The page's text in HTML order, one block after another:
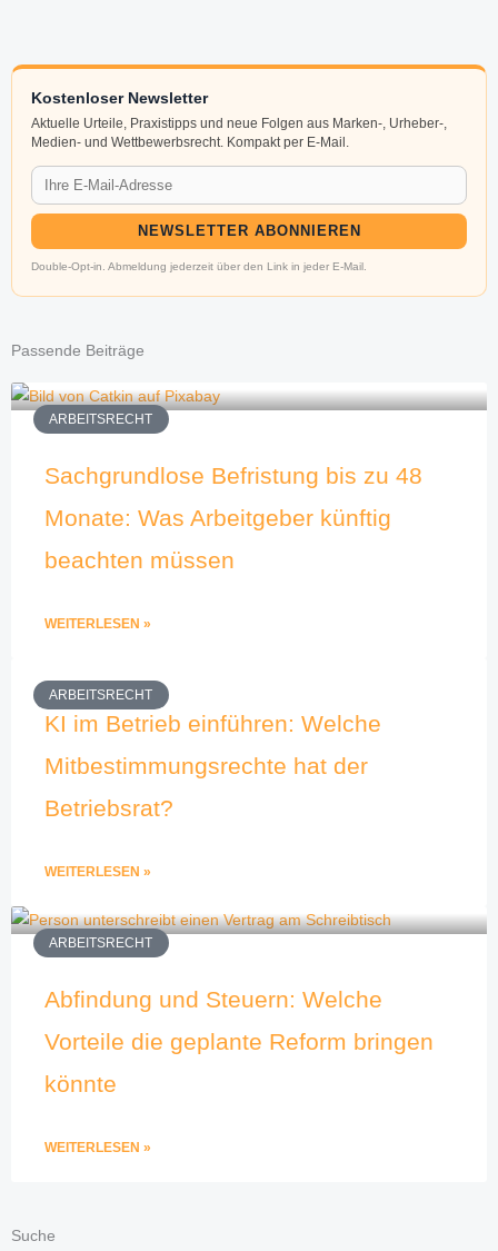
Kostenloser Newsletter
Aktuelle Urteile, Praxistipps und neue Folgen aus Marken-, Urheber-,
Medien- und Wettbewerbsrecht. Kompakt per E-Mail.
NEWSLETTER ABONNIEREN
Double-Opt-in. Abmeldung jederzeit über den Link in jeder E-Mail.
Passende Beiträge
ARBEITSRECHT
Sachgrundlose Befristung bis zu 48
Monate: Was Arbeitgeber künftig
beachten müssen
WEITERLESEN »
ARBEITSRECHT
KI im Betrieb einführen: Welche
Mitbestimmungsrechte hat der
Betriebsrat?
WEITERLESEN »
ARBEITSRECHT
Abfindung und Steuern: Welche
Vorteile die geplante Reform bringen
könnte
WEITERLESEN »
Suche